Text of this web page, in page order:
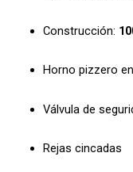
Construcción:
Horno pizzero
Válvula de
Rejas cincadas